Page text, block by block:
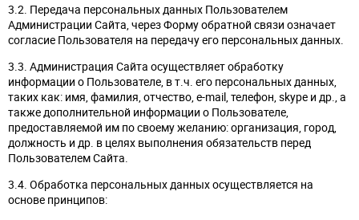
3.2. Передача персональных данных Пользователем
Администрации Сайта, через Форму обратной связи означает
согласие Пользователя на передачу его персональных данных.
3.3. Администрация Сайта осуществляет обработку
информации о Пользователе, в т.ч. его персональных данных,
таких как: имя, фамилия, отчество, e-mail, телефон, skype и др., а
также дополнительной информации о Пользователе,
предоставляемой им по своему желанию: организация, город,
должность и др. в целях выполнения обязательств перед
Пользователем Сайта.
3.4. Обработка персональных данных осуществляется на
основе принципов: